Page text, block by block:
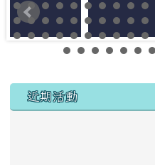
左邊區域內容
近期活動